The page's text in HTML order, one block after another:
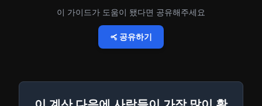
이 가이드가 도움이 됐다면 공유해주세요
공유하기